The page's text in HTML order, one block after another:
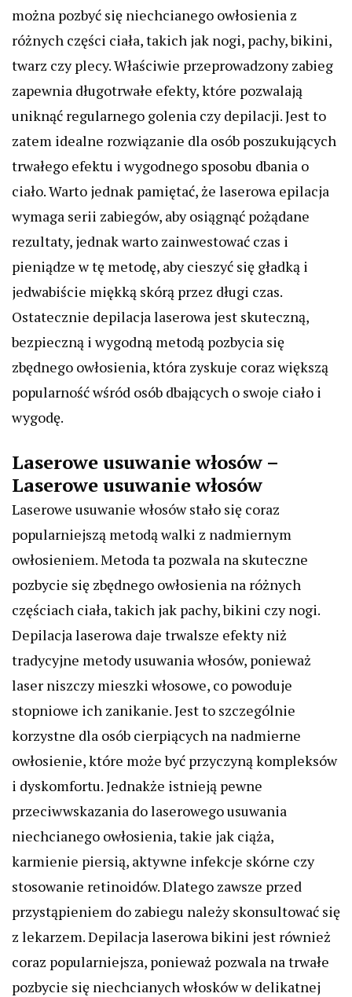
można pozbyć się niechcianego owłosienia z
różnych części ciała, takich jak nogi, pachy, bikini,
twarz czy plecy. Właściwie przeprowadzony zabieg
zapewnia długotrwałe efekty, które pozwalają
uniknąć regularnego golenia czy depilacji. Jest to
zatem idealne rozwiązanie dla osób poszukujących
trwałego efektu i wygodnego sposobu dbania o
ciało. Warto jednak pamiętać, że laserowa epilacja
wymaga serii zabiegów, aby osiągnąć pożądane
rezultaty, jednak warto zainwestować czas i
pieniądze w tę metodę, aby cieszyć się gładką i
jedwabiście miękką skórą przez długi czas.
Ostatecznie depilacja laserowa jest skuteczną,
bezpieczną i wygodną metodą pozbycia się
zbędnego owłosienia, która zyskuje coraz większą
popularność wśród osób dbających o swoje ciało i
wygodę.
Laserowe usuwanie włosów –
Laserowe usuwanie włosów
Laserowe usuwanie włosów stało się coraz
popularniejszą metodą walki z nadmiernym
owłosieniem. Metoda ta pozwala na skuteczne
pozbycie się zbędnego owłosienia na różnych
częściach ciała, takich jak pachy, bikini czy nogi.
Depilacja laserowa daje trwalsze efekty niż
tradycyjne metody usuwania włosów, ponieważ
laser niszczy mieszki włosowe, co powoduje
stopniowe ich zanikanie. Jest to szczególnie
korzystne dla osób cierpiących na nadmierne
owłosienie, które może być przyczyną kompleksów
i dyskomfortu. Jednakże istnieją pewne
przeciwwskazania do laserowego usuwania
niechcianego owłosienia, takie jak ciąża,
karmienie piersią, aktywne infekcje skórne czy
stosowanie retinoidów. Dlatego zawsze przed
przystąpieniem do zabiegu należy skonsultować się
z lekarzem. Depilacja laserowa bikini jest również
coraz popularniejsza, ponieważ pozwala na trwałe
pozbycie się niechcianych włosków w delikatnej